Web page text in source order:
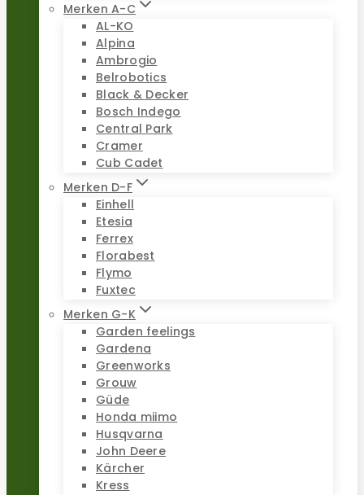
Merken A-C
AL-KO
Alpina
Ambrogio
Belrobotics
Black & Decker
Bosch Indego
Central Park
Cramer
Cub Cadet
Merken D-F
Einhell
Etesia
Ferrex
Florabest
Flymo
Fuxtec
Merken G-K
Garden feelings
Gardena
Greenworks
Grouw
Güde
Honda miimo
Husqvarna
John Deere
Kärcher
Kress